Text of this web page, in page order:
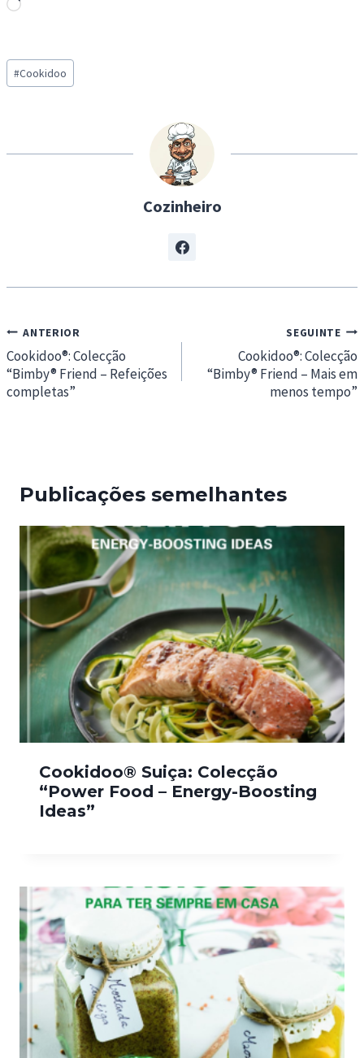
L
d
i
…
Post
Tags:
#Cookidoo
Cozinheiro
Navegação
de
artigos
ANTERIOR
Cookidoo®: Colecção
“Bimby® Friend – Refeições
completas”
SEGUINTE
Cookidoo®: Colecção
“Bimby® Friend – Mais em
menos tempo”
Publicações semelhantes
Cookidoo® Suiça: Colecção
“Power Food – Energy-Boosting
Ideas”